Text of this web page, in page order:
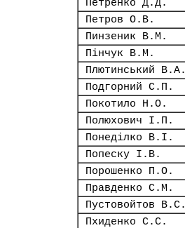
Петренко Д.Д.
Петров О.В.
Пинзеник В.М.
Пінчук В.М.
Плютинський В.А.
Подгорний С.П.
Покотило Н.О.
Полюхович І.П.
Понеділко В.І.
Попеску І.В.
Порошенко П.О.
Правденко С.М.
Пустовойтов В.С.
Пхиденко С.С.